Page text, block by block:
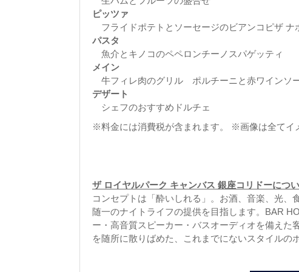
ピッツァ
フライドポテトとソーセージのビアンコピザ ナ
パスタ
魚介とキノコのペペロンチーノスパゲッティ
メイン
牛フィレ肉のグリル ポルチーニと赤ワインソ
デザート
シェフのおすすめドルチェ
※料金には消費税が含まれます。 ※画像は全てイ
ザ ロイヤルパーク キャンバス 銀座コリドーにつ
コンセプトは「酔いしれる」。お酒、音楽、光
随一のナイトライフの提供を目指します。BAR
ー・高音質スピーカー・バスオーディオを備え
を随所に散りばめた、これまでにないスタイルの